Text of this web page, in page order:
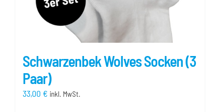
Schwarzenbek Wolves Socken (3
Paar)
33,00 € inkl. MwSt.